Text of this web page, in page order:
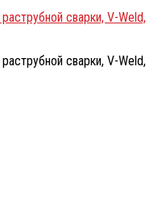
сварки, V-Weld,
сварки, V-Weld,